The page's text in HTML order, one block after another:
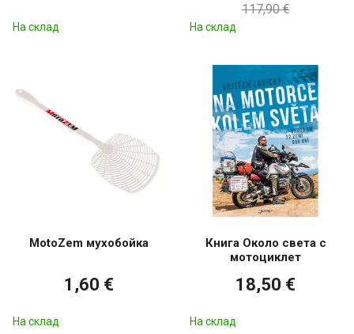
На склад
117,90 €
На склад
MotoZem мухобойка
1,60 €
На склад
Книга Около света с
мотоциклет
18,50 €
На склад